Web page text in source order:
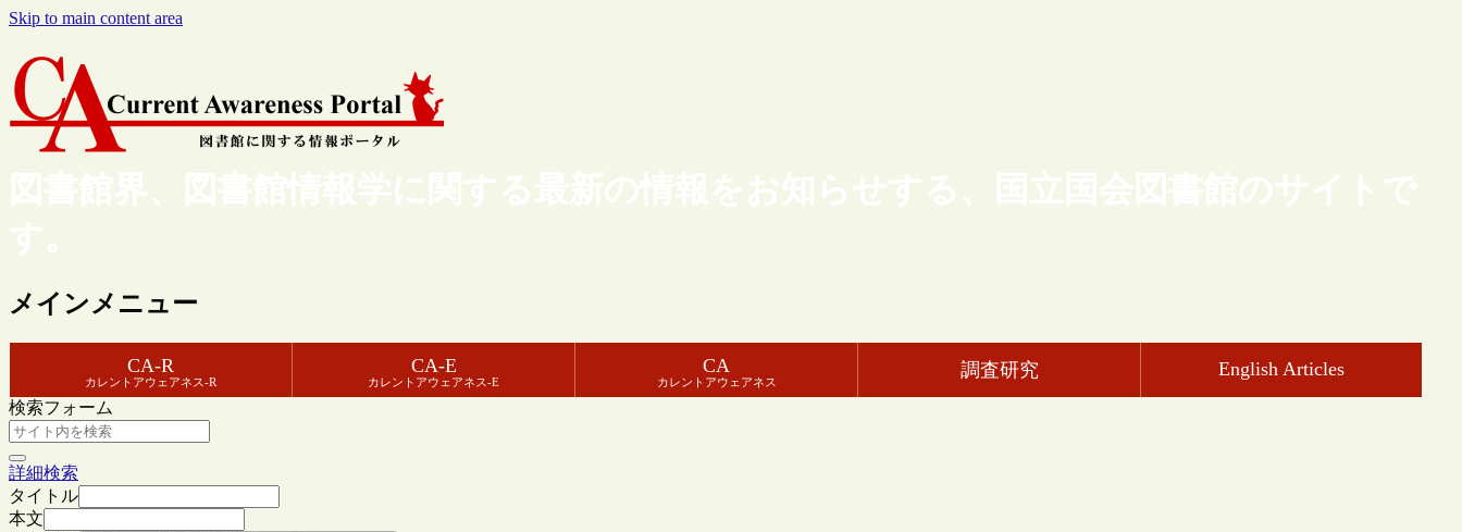
Skip to main content area
図書館界、図書館情報学に関する最新の情報をお知らせする、国立国会図書館のサイトで
す。
メインメニュー
CA-R
カレントアウェアネス-R
CA-E
カレントアウェアネス-E
CA
カレントアウェアネス
調査研究 English Articles
検索フォーム
詳細検索
タイトル
本文